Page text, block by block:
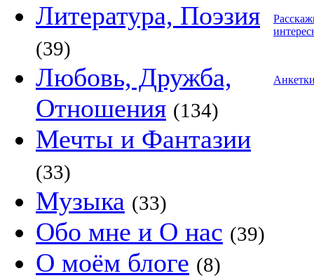
Литература, Поэзия
(39)
Любовь, Дружба,
Отношения (134)
Мечты и Фантазии
(33)
Музыка (33)
Обо мне и О нас (39)
О моём блоге (8)